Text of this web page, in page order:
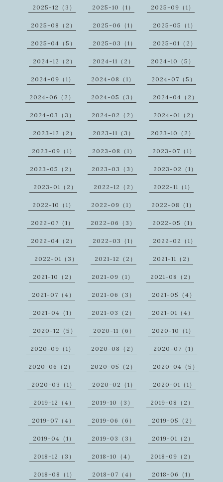
2025-12（3） 2025-10（1） 2025-09（1）
2025-08（2） 2025-06（1） 2025-05（1）
2025-04（5） 2025-03（1） 2025-01（2）
2024-12（2） 2024-11（2） 2024-10（5）
2024-09（1） 2024-08（1） 2024-07（5）
2024-06（2） 2024-05（3） 2024-04（2）
2024-03（3） 2024-02（2） 2024-01（2）
2023-12（2） 2023-11（3） 2023-10（2）
2023-09（1） 2023-08（1） 2023-07（1）
2023-05（2） 2023-03（3） 2023-02（1）
2023-01（2） 2022-12（2） 2022-11（1）
2022-10（1） 2022-09（1） 2022-08（1）
2022-07（1） 2022-06（3） 2022-05（1）
2022-04（2） 2022-03（1） 2022-02（1）
2022-01（3） 2021-12（2） 2021-11（2）
2021-10（2） 2021-09（1） 2021-08（2）
2021-07（4） 2021-06（3） 2021-05（4）
2021-04（1） 2021-03（2） 2021-01（4）
2020-12（5） 2020-11（6） 2020-10（1）
2020-09（1） 2020-08（2） 2020-07（1）
2020-06（2） 2020-05（2） 2020-04（5）
2020-03（1） 2020-02（1） 2020-01（1）
2019-12（4） 2019-10（3） 2019-08（2）
2019-07（4） 2019-06（6） 2019-05（2）
2019-04（1） 2019-03（3） 2019-01（2）
2018-12（3） 2018-10（4） 2018-09（2）
2018-08（1） 2018-07（4） 2018-06（1）